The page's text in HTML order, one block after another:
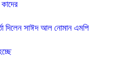
দিলেন সাঈদ আল নোমান এমপি